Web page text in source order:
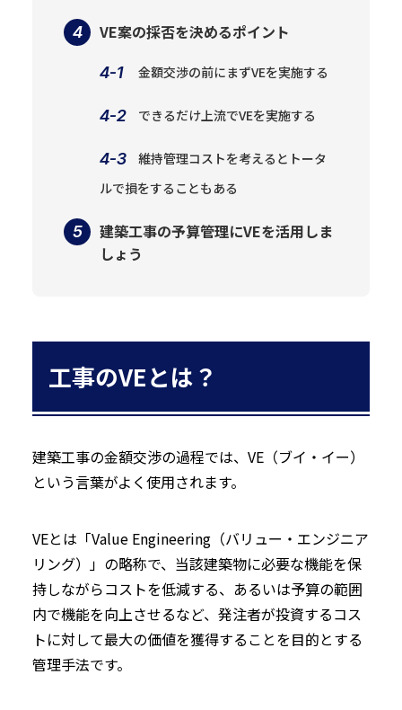
VE案の採否を決めるポイント
金額交渉の前にまずVEを実施する
できるだけ上流でVEを実施する
維持管理コストを考えるとトータ
ルで損をすることもある
建築工事の予算管理にVEを活用しま
しょう
工事のVEとは？
建築工事の金額交渉の過程では、VE（ブイ・イー）
という言葉がよく使用されます。
VEとは「Value Engineering（バリュー・エンジニア
リング）」の略称で、当該建築物に必要な機能を保
持しながらコストを低減する、あるいは予算の範囲
内で機能を向上させるなど、発注者が投資するコス
トに対して最大の価値を獲得することを目的とする
管理手法です。